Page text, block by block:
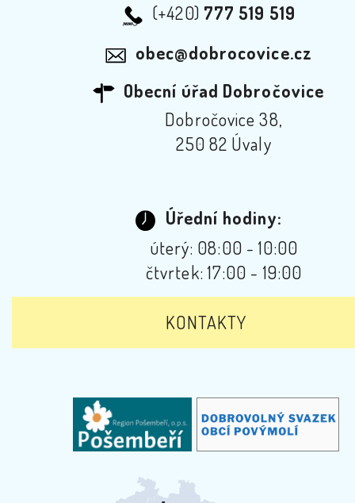
(+420) 777 519 519
obec@dobrocovice.cz
Obecní úřad Dobročovice
Dobročovice 38,
250 82 Úvaly
Úřední hodiny:
úterý: 08:00 - 10:00
čtvrtek: 17:00 - 19:00
KONTAKTY